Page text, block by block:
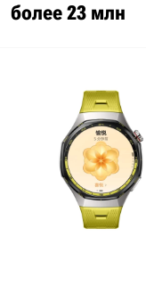
более 23 млн